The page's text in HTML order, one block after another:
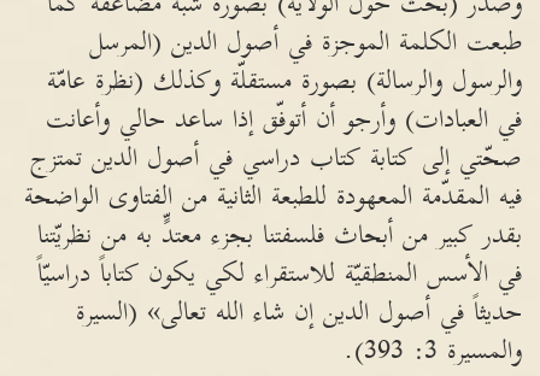
طبعت الكلمة الموجزة في أصول الدين (المرسل
والرسول والرسالة) بصورة مستقلّة وكذلك (نظرة عامّة
في العبادات) وأرجو أن أتوفّق إذا ساعد حالي وأعانت
صحّتي إلى كتابة كتاب دراسي في أصول الدين تمتزج
فيه المقدّمة المعهودة للطبعة الثانية من الفتاوى الواضحة
بقدر كبير من أبحاث فلسفتنا بجزء معتدٍّ به من نظريّتنا
في الأسس المنطقيّة للاستقراء لكي يكون كتاباً دراسيّاً
حديثاً في أصول الدين إن شاء الله تعالى» (السيرة
والمسيرة 3: 393).